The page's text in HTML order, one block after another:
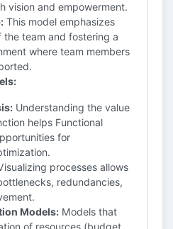
vision and empowerment.
This model emphasizes
the team and fostering a
where team members
Understanding the value
helps Functional
for
processes allows
redundancies,
Models: Models that
of resources (budget,